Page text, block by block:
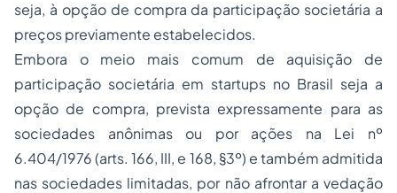
seja, à opção de compra da participação societária a
preços previamente estabelecidos.
Embora o meio mais comum de aquisição de
participação societária em startups no Brasil seja a
opção de compra, prevista expressamente para as
sociedades anônimas ou por ações na Lei nº
6.404/1976 (arts. 166, III, e 168, §3º) e também admitida
nas sociedades limitadas, por não afrontar a vedação